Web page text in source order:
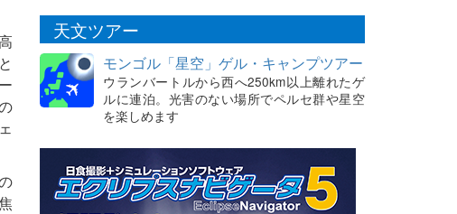
天文ツアー
モンゴル「星空」ゲル・キャンプツアー
ウランバートルから西へ250km以上離れたゲ
ルに連泊。光害のない場所でペルセ群や星空
を楽しめます